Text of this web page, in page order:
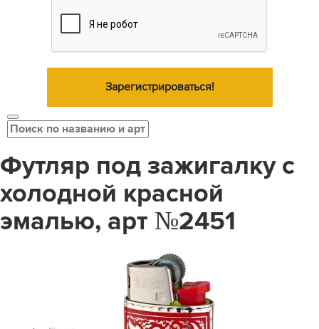
Зарегистрироваться!
Футляр под зажигалку с
холодной красной
эмалью, арт №2451